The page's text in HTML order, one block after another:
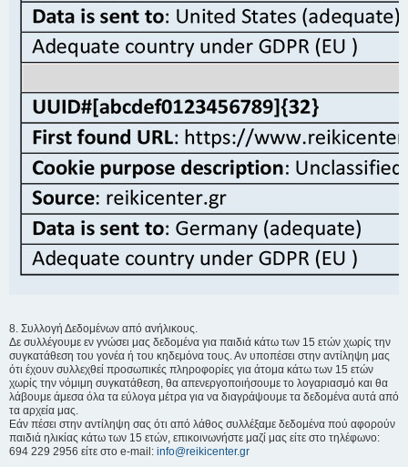
8. Συλλογή Δεδομένων από ανήλικους.
Δε συλλέγουμε εν γνώσει μας δεδομένα για παιδιά κάτω των 15 ετών χωρίς την
συγκατάθεση του γονέα ή του κηδεμόνα τους. Αν υποπέσει στην αντίληψη μας
ότι έχουν συλλεχθεί προσωπικές πληροφορίες για άτομα κάτω των 15 ετών
χωρίς την νόμιμη συγκατάθεση, θα απενεργοποιήσουμε το λογαριασμό και θα
λάβουμε άμεσα όλα τα εύλογα μέτρα για να διαγράψουμε τα δεδομένα αυτά από
τα αρχεία μας.
Εάν πέσει στην αντίληψη σας ότι από λάθος συλλέξαμε δεδομένα πού αφορούν
παιδιά ηλικίας κάτω των 15 ετών, επικοινωνήστε μαζί μας είτε στο τηλέφωνο:
694 229 2956 είτε στο e-mail: info@reikicenter.gr